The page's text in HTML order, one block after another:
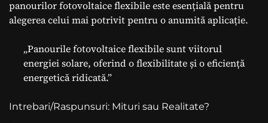
panourilor fotovoltaice flexibile este esențială pentru
alegerea celui mai potrivit pentru o anumită aplicație.
„Panourile fotovoltaice flexibile sunt viitorul
energiei solare, oferind o flexibilitate și o eficiență
energetică ridicată.”
Intrebari/Raspunsuri: Mituri sau Realitate?